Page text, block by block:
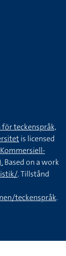
teckenspråk,
is licensed
Based on a work
. Tillstånd
teckenspråk.